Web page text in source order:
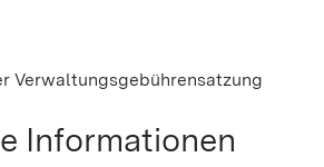
Verwaltungsgebührensatzung
Informationen